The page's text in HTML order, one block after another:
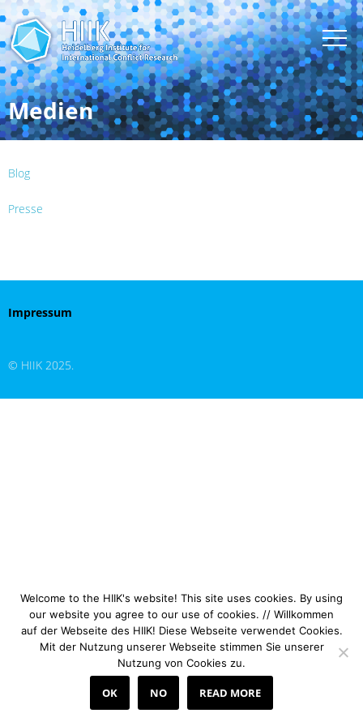
Medien
Blog
Presse
Impressum
© HIIK 2025.
Welcome to the HIIK's website! This site uses cookies. By using
our website you agree to our use of cookies. // Willkommen
auf der Webseite des HIIK! Diese Webseite verwendet Cookies.
Mit der Nutzung unserer Webseite stimmen Sie unserer
Nutzung von Cookies zu.
OK NO READ MORE